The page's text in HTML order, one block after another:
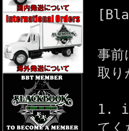
事前
取り
1.
てく